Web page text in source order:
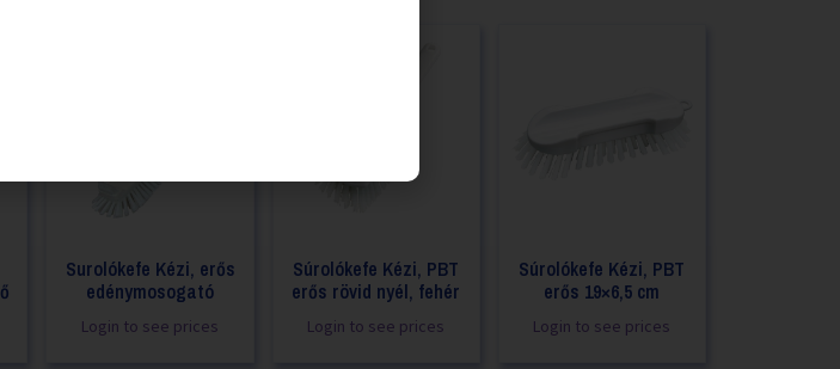
Surolókefe Kézi, erős
edénymosogató
Login to see prices
Súrolókefe Kézi, PBT
erős rövid nyél, fehér
Login to see prices
Súrolókefe Kézi, PBT
erős 19×6,5 cm
Login to see prices